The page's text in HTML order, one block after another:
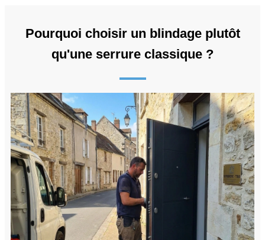
Pourquoi choisir un blindage plutôt
qu'une serrure classique ?